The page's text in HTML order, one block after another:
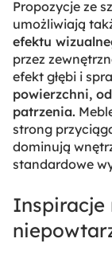
Propozycje ze
umożliwiają
efektu
przez
efekt głębi i
powierzchni,
patrzenia.
strong
dominują
standardowe
Inspiracje